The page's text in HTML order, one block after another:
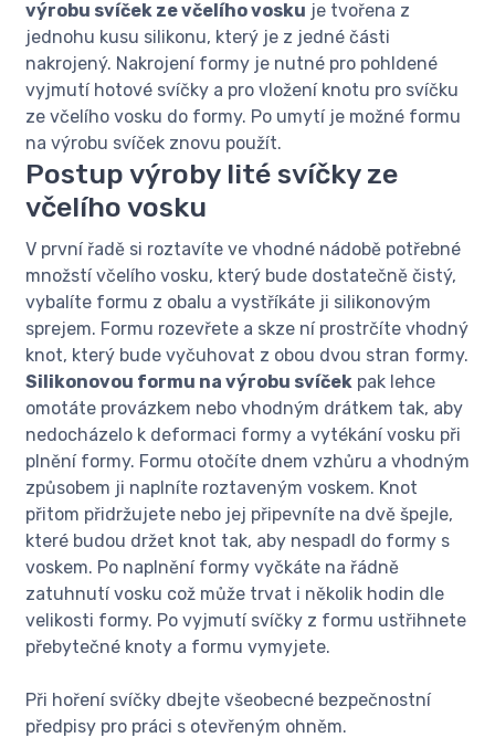
výrobu svíček ze včelího vosku je tvořena z
jednohu kusu silikonu, který je z jedné části
nakrojený. Nakrojení formy je nutné pro pohldené
vyjmutí hotové svíčky a pro vložení knotu pro svíčku
ze včelího vosku do formy. Po umytí je možné formu
na výrobu svíček znovu použít.
Postup výroby lité svíčky ze
včelího vosku
V první řadě si roztavíte ve vhodné nádobě potřebné
množstí včelího vosku, který bude dostatečně čistý,
vybalíte formu z obalu a vystříkáte ji silikonovým
sprejem. Formu rozevřete a skze ní prostrčíte vhodný
knot, který bude vyčuhovat z obou dvou stran formy.
Silikonovou formu na výrobu svíček pak lehce
omotáte provázkem nebo vhodným drátkem tak, aby
nedocházelo k deformaci formy a vytékání vosku při
plnění formy. Formu otočíte dnem vzhůru a vhodným
způsobem ji naplníte roztaveným voskem. Knot
přitom přidržujete nebo jej připevníte na dvě špejle,
které budou držet knot tak, aby nespadl do formy s
voskem. Po naplnění formy vyčkáte na řádně
zatuhnutí vosku což může trvat i několik hodin dle
velikosti formy. Po vyjmutí svíčky z formu ustřihnete
přebytečné knoty a formu vymyjete.
Při hoření svíčky dbejte všeobecné bezpečnostní
předpisy pro práci s otevřeným ohněm.